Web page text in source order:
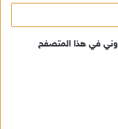
في هذا المتصفح